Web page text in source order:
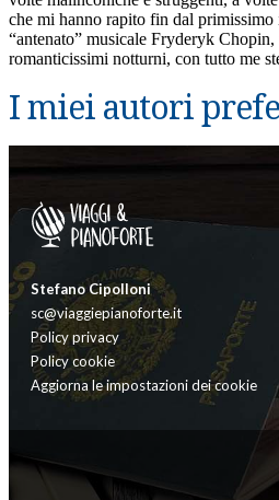
che mi hanno rapito fin dal primissimo
“antenato” musicale Fryderyk
romanticissimi notturni, con tutto me
I miei autori
Stefano Cipolloni
sc@viaggiepianoforte.it
Policy privacy
Policy cookie
Aggiorna le impostazioni dei cookie